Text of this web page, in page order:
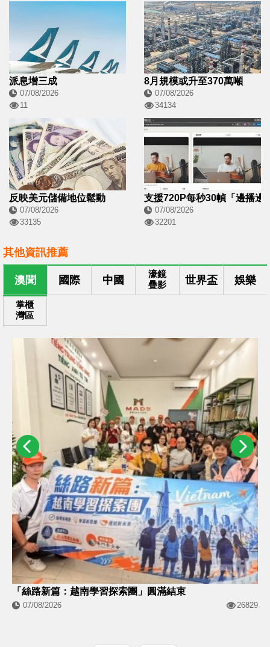
派息增三成
07/08/2026
11
8月規模或升至370萬噸
07/08/2026
34134
反映美元儲備地位鬆動
07/08/2026
33135
支援720P每秒30幀「邊播邊
07/08/2026
32201
其他資訊推薦
澳聞 國際 中國
濠鏡
疊影
世界盃 娛樂
掌櫃
灣區
「絲路新篇：越南學習探索團」圓滿結束
07/08/2026 26829